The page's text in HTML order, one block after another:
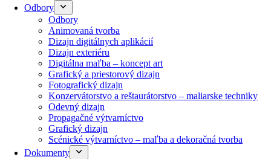
Odbory
Odbory
Animovaná tvorba
Dizajn digitálnych aplikácií
Dizajn exteriéru
Digitálna maľba – koncept art
Grafický a priestorový dizajn
Fotografický dizajn
Konzervátorstvo a reštaurátorstvo – maliarske techniky
Odevný dizajn
Propagačné výtvarníctvo
Grafický dizajn
Scénické výtvarníctvo – maľba a dekoračná tvorba
Dokumenty